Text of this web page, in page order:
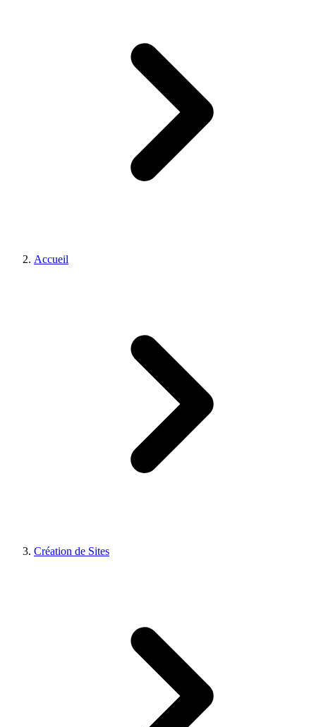
Accueil
Création de Sites